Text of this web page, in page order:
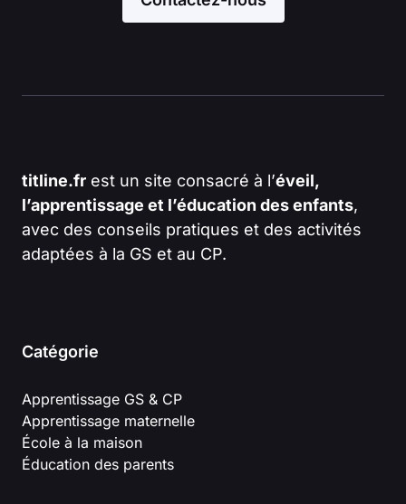
titline.fr est un site consacré à l’éveil,
l’apprentissage et l’éducation des enfants,
avec des conseils pratiques et des activités
adaptées à la GS et au CP.
Catégorie
Apprentissage GS & CP
Apprentissage maternelle
École à la maison
Éducation des parents